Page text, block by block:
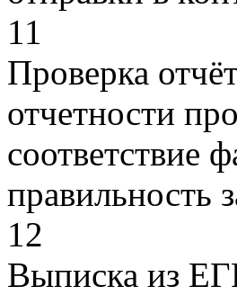
11
Проверка
отчетности
соответствие
правильность
12
Выписка из